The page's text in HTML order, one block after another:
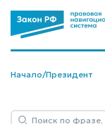
Начало/Президент